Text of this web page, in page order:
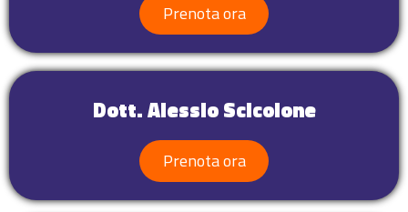
Prenota ora
Dott. Alessio Scicolone
Prenota ora